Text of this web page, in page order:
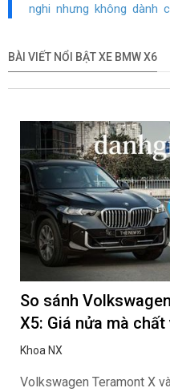
nghi nhưng không dành
BÀI VIẾT NỔI BẬT XE BMW X6
So sánh
X5: Giá nửa mà chất
Khoa NX
Volkswagen Teramont X